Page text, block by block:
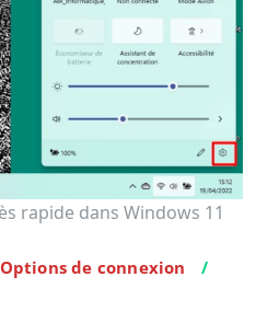
rapide dans Windows 11
Options de connexion
/